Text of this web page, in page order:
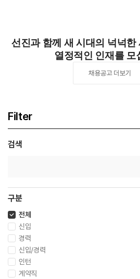
선진과 함께 새 시대의 넉넉한
열정적인 인재를 모
채용공고 더보기
Filter
검색
구분
전체
신입
경력
신입/경력
인턴
계약직